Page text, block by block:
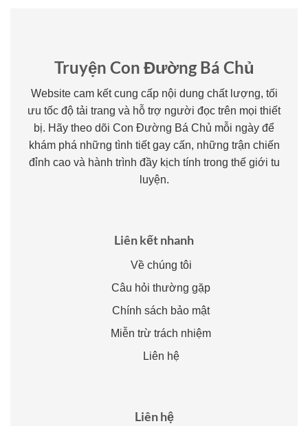
Truyện Con Đường Bá Chủ
Website cam kết cung cấp nội dung chất lượng, tối
ưu tốc độ tải trang và hỗ trợ người đọc trên mọi thiết
bị. Hãy theo dõi Con Đường Bá Chủ mỗi ngày để
khám phá những tình tiết gay cấn, những trận chiến
đỉnh cao và hành trình đầy kịch tính trong thế giới tu
luyện.
Liên kết nhanh
Về chúng tôi
Câu hỏi thường gặp
Chính sách bảo mật
Miễn trừ trách nhiệm
Liên hệ
Liên hệ